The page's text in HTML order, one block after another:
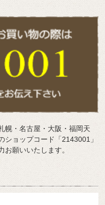
幌・名古屋・大阪・福岡天
ショップコード「2143001」
お願いいたします。